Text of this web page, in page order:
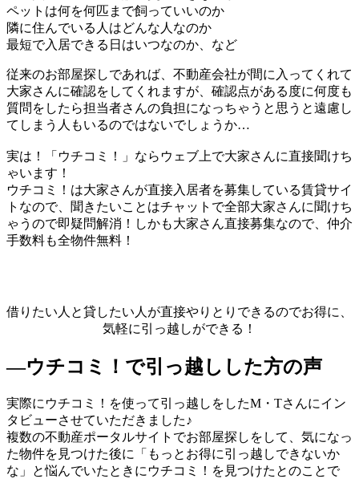
ペットは何を何匹まで飼っていいのか
隣に住んでいる人はどんな人なのか
最短で入居できる日はいつなのか、など
従来のお部屋探しであれば、不動産会社が間に入ってくれて
大家さんに確認をしてくれますが、確認点がある度に何度も
質問をしたら担当者さんの負担になっちゃうと思うと遠慮し
てしまう人もいるのではないでしょうか…
実は！「ウチコミ！」ならウェブ上で大家さんに直接聞けち
ゃいます！
ウチコミ！は大家さんが直接入居者を募集している賃貸サイ
トなので、聞きたいことはチャットで全部大家さんに聞けち
ゃうので即疑問解消！しかも大家さん直接募集なので、仲介
手数料も全物件無料！
借りたい人と貸したい人が直接やりとりできるのでお得に、
気軽に引っ越しができる！
―ウチコミ！で引っ越しした方の声
実際にウチコミ！を使って引っ越しをしたM・Tさんにイン
タビューさせていただきました♪
複数の不動産ポータルサイトでお部屋探しをして、気になっ
た物件を見つけた後に「もっとお得に引っ越しできないか
な」と悩んでいたときにウチコミ！を見つけたとのことで